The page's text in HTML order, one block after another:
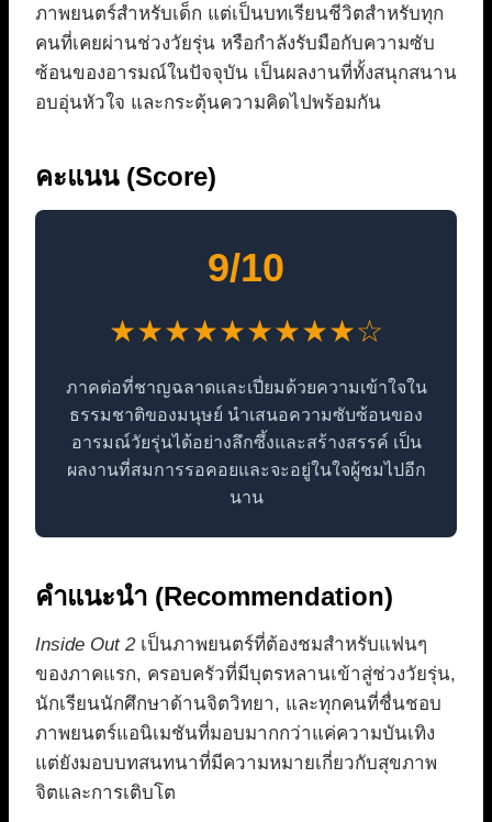
ภาพยนตร์สำหรับเด็ก แต่เป็นบทเรียนชีวิตสำหรับทุก
คนที่เคยผ่านช่วงวัยรุ่น หรือกำลังรับมือกับความซับ
ซ้อนของอารมณ์ในปัจจุบัน เป็นผลงานที่ทั้งสนุกสนาน
อบอุ่นหัวใจ และกระตุ้นความคิดไปพร้อมกัน
คะแนน (Score)
9/10
★★★★★★★★★☆
ภาคต่อที่ชาญฉลาดและเปี่ยมด้วยความเข้าใจใน
ธรรมชาติของมนุษย์ นำเสนอความซับซ้อนของ
อารมณ์วัยรุ่นได้อย่างลึกซึ้งและสร้างสรรค์ เป็น
ผลงานที่สมการรอคอยและจะอยู่ในใจผู้ชมไปอีก
นาน
คำแนะนำ (Recommendation)
Inside Out 2เป็นภาพยนตร์ที่ต้องชมสำหรับแฟนๆ
ของภาคแรก, ครอบครัวที่มีบุตรหลานเข้าสู่ช่วงวัยรุ่น,
นักเรียนนักศึกษาด้านจิตวิทยา, และทุกคนที่ชื่นชอบ
ภาพยนตร์แอนิเมชันที่มอบมากกว่าแค่ความบันเทิง
แต่ยังมอบบทสนทนาที่มีความหมายเกี่ยวกับสุขภาพ
จิตและการเติบโต